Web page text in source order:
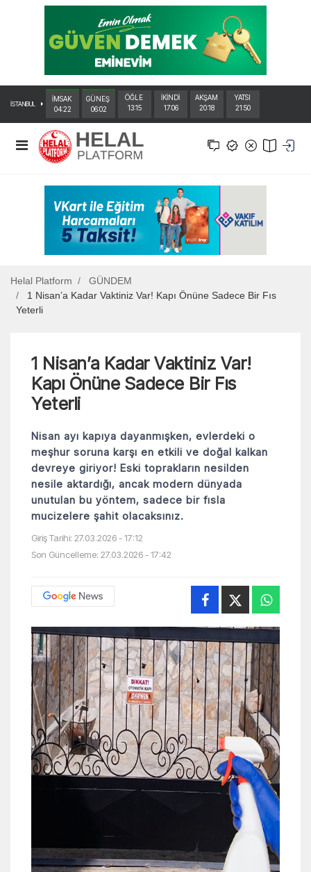
İSTANBUL
İMSAK
04:22
GÜNEŞ
06:02
ÖĞLE
13:15
İKİNDİ
17:06
AKŞAM
20:18
YATSI
21:50
Helal Platform
GÜNDEM
1 Nisan’a Kadar Vaktiniz Var! Kapı Önüne Sadece Bir Fıs
Yeterli
1 Nisan’a Kadar Vaktiniz Var!
Kapı Önüne Sadece Bir Fıs
Yeterli
Nisan ayı kapıya dayanmışken, evlerdeki o
meşhur soruna karşı en etkili ve doğal kalkan
devreye giriyor! Eski toprakların nesilden
nesile aktardığı, ancak modern dünyada
unutulan bu yöntem, sadece bir fısla
mucizelere şahit olacaksınız.
Giriş Tarihi: 27.03.2026 - 17:12
Son Güncelleme: 27.03.2026 - 17:42